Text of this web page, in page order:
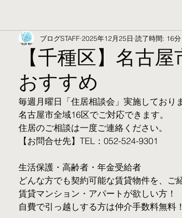
【千種区】名古
おすすめ
ブログSTAFF 2025年12月25日 読了時間: 16分
毎週月曜日「住居相談会」実施しており
名古屋市全域16区でご対応できます。
住居のご相談は一度ご連絡ください。
【お問合せ先】TEL：052-524-9301
生活保護・高齢者・年金受給者
どんな方でも契約可能な賃貸物件を、ご
賃貸マンション・アパートが欲しい方！
自費で引っ越しする方は仲介手数料無料